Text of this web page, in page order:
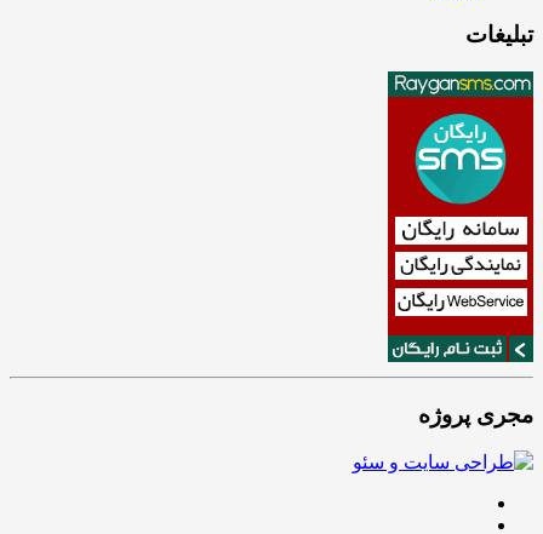
تبلیغات
مجری پروژه